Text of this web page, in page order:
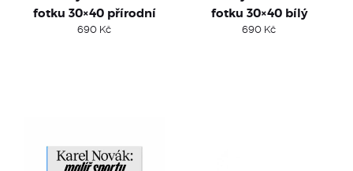
fotku 30×40 přírodní
690 Kč
fotku 30×40 bílý
690 Kč